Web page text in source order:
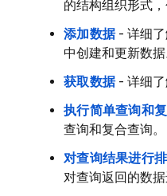
的结构组织形式
添加数据- 详细了
中创建和更新数据
获取数据- 详细了
执行简单查询和
查询和复合查询。
对查询结果进行
对查询返回的数据